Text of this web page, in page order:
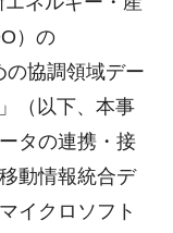
）の
の協調領域デー
（以下、本事
タの連携・接
動情報統合デ
イクロソフト